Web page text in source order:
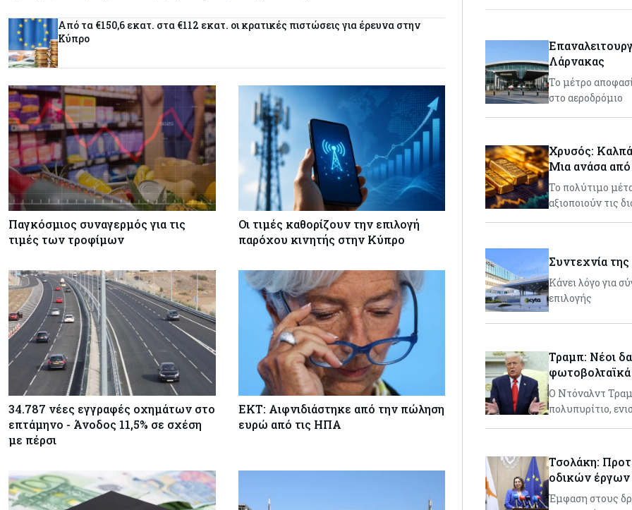
Από τα €150,6 εκατ. στα €112 εκατ. οι κρατικές πιστώσεις για έρευνα στην
Κύπρο
Παγκόσμιος συναγερμός για τις
τιμές των τροφίμων
Οι τιμές καθορίζουν την επιλογή
παρόχου κινητής στην Κύπρο
34.787 νέες εγγραφές οχημάτων στο
επτάμηνο - Άνοδος 11,5% σε σχέση
με πέρσι
ΕΚΤ: Αιφνιδιάστηκε από την πώληση
ευρώ από τις ΗΠΑ
Λάρνακας
Το μέτρο
στο αεροδρόμιο
Χρυσός:
Μια ανάσα
Το πολύτιμο
αξιοποιούν τις
Συντεχνία
Κάνει λόγο για
επιλογής
Τραμπ: Νέοι
Ο Ντόναλντ
πολυπυρίτιο,
Τσολάκη:
οδικών έργων
Έμφαση στους